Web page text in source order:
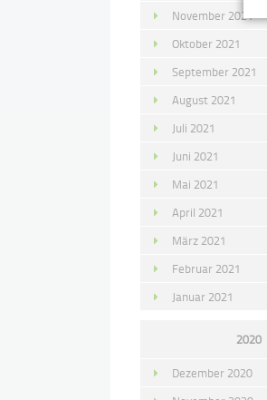
November 2021
Oktober 2021
September 2021
August 2021
Juli 2021
Juni 2021
Mai 2021
April 2021
März 2021
Februar 2021
Januar 2021
2020
Dezember 2020